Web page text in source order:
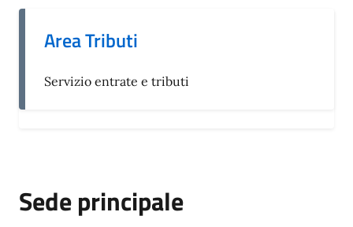
Area Tributi
Servizio entrate e tributi
Sede principale